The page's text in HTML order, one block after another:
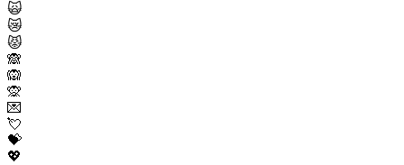
🙀
😿
😾
🙈
🙉
🙊
💌
💘
💝
💖